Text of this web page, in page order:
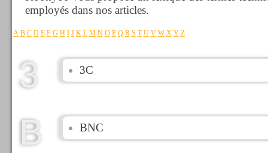
employés dans nos articles.
A B C D E F G H I J K L M N O P Q R S T U V W X Y Z
3 3C
B BNC